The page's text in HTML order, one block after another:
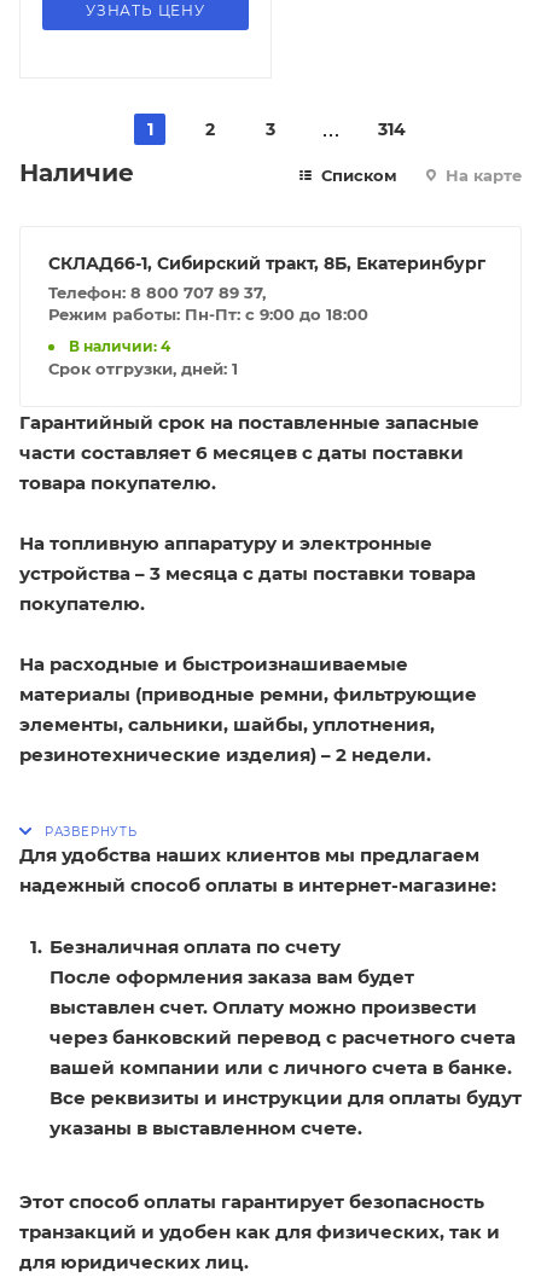
УЗНАТЬ ЦЕНУ
1 2 3 314
Наличие Списком На карте
СКЛАД66-1, Сибирский тракт, 8Б, Екатеринбург
Телефон: 8 800 707 89 37,
Режим работы: Пн-Пт: с 9:00 до 18:00
В наличии: 4
Срок отгрузки, дней: 1
Гарантийный срок на поставленные запасные
части составляет 6 месяцев с даты поставки
товара покупателю.
На топливную аппаратуру и электронные
устройства – 3 месяца с даты поставки товара
покупателю.
На расходные и быстроизнашиваемые
материалы (приводные ремни, фильтрующие
элементы, сальники, шайбы, уплотнения,
резинотехнические изделия) – 2 недели.
Для удобства наших клиентов мы предлагаем
надежный способ оплаты в интернет-магазине:
Безналичная оплата по счету
После оформления заказа вам будет
выставлен счет. Оплату можно произвести
через банковский перевод с расчетного счета
вашей компании или с личного счета в банке.
Все реквизиты и инструкции для оплаты будут
указаны в выставленном счете.
Этот способ оплаты гарантирует безопасность
транзакций и удобен как для физических, так и
для юридических лиц.